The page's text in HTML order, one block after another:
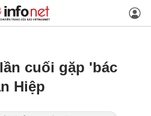
cuối gặp 'bác
Hiệp